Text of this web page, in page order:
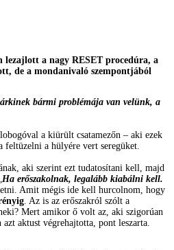
lezajlott a nagy RESET procedúra, a
de a mondanivaló szempontjából
bármi problémája van velünk, a
a kiürült csatamezőn – aki ezek
feltüzelni a hülyére vert seregüket.
aki szerint ezt tudatosítani kell, majd
Ha erőszakolnak, legalább kiabálni kell.
Amit mégis ide kell hurcolnom, hogy
. Az is az erőszakról szólt a
Mert amikor ő volt az, aki szigorúan
aktust végrehajtotta, pont leszarta.